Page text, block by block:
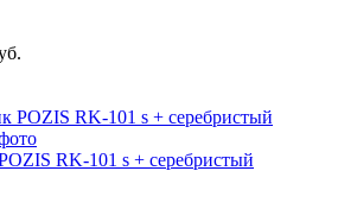
RK-101 s + серебристый